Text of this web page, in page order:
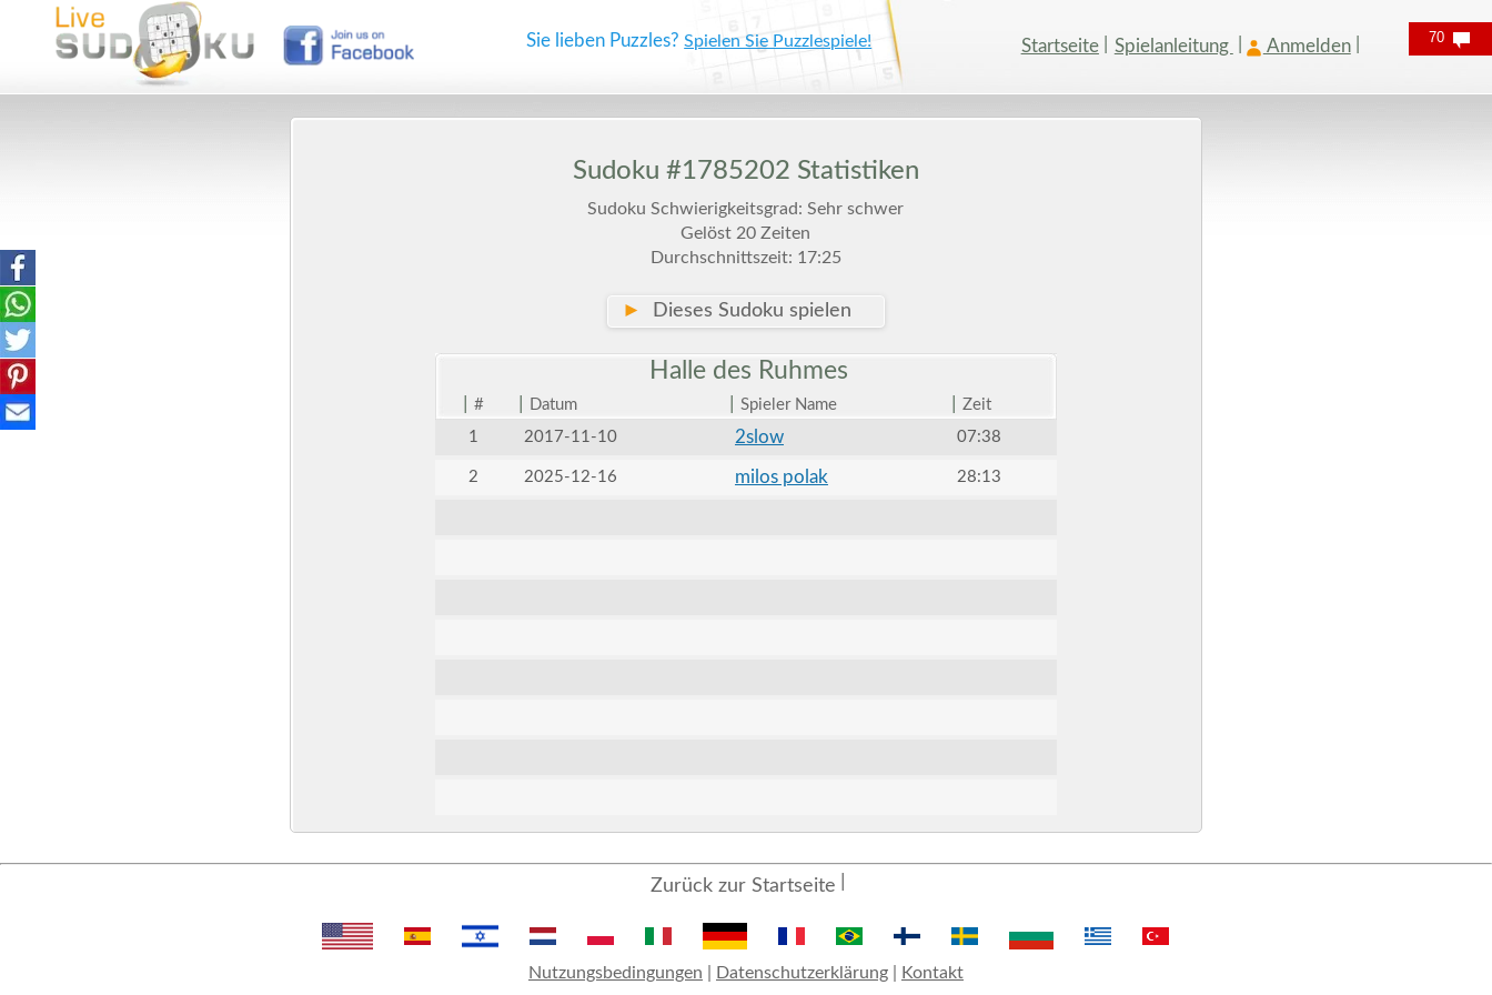
Sie lieben Puzzles?Spielen Sie Puzzlespiele! Startseite Spielanleitung Anmelden
Sudoku #1785202 Statistiken
Sudoku Schwierigkeitsgrad: Sehr schwer
Gelöst 20 Zeiten
Durchschnittszeit: 17:25
► Dieses Sudoku spielen
Halle des Ruhmes
# Datum Spieler Name
Zeit
1
2017-11-10 2slow 07:38
2 2025-12-16 milos polak 28:13
Zurück zur Startseite
Nutzungsbedingungen Datenschutzerklärung| Kontakt
70